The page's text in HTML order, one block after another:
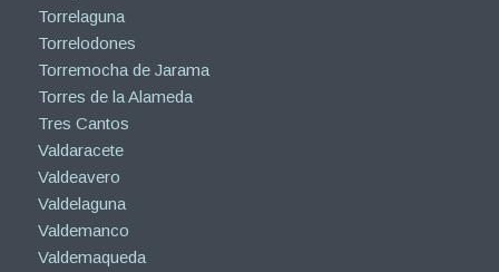
Torrelaguna
Torrelodones
Torremocha de Jarama
Torres de la Alameda
Tres Cantos
Valdaracete
Valdeavero
Valdelaguna
Valdemanco
Valdemaqueda